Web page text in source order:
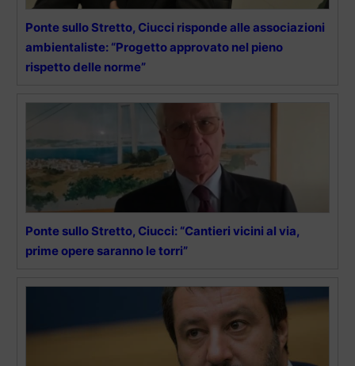
Ponte sullo Stretto, Ciucci risponde alle associazioni
ambientaliste: “Progetto approvato nel pieno
rispetto delle norme”
Ponte sullo Stretto, Ciucci: “Cantieri vicini al via,
prime opere saranno le torri”